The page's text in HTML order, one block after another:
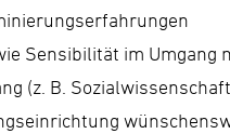
Sensibilität im Umgang
(z. B.